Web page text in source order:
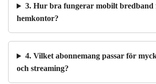
3. Hur bra fungerar mobilt bredband
hemkontor?
4. Vilket abonnemang passar för
och streaming?